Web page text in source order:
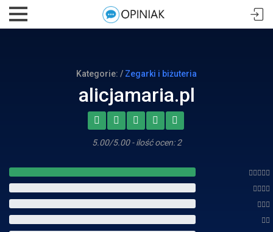
Kategorie: / Zegarki i biżuteria
alicjamaria.pl
5.00/5.00 - ilość ocen: 2